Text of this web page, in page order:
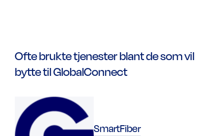
Ofte brukte tjenester blant de som vil
bytte til GlobalConnect
SmartFiber